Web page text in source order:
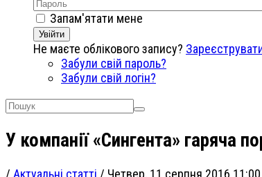
Запам'ятати мене
Увійти
Не маєте облікового запису?
Забули свій пароль?
Забули свій логін?
У компанії «Сингента» гаряча
/ Актуальні статті / Четвер, 11 серпня 2016 11:00